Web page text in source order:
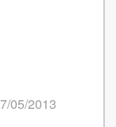
05/2013